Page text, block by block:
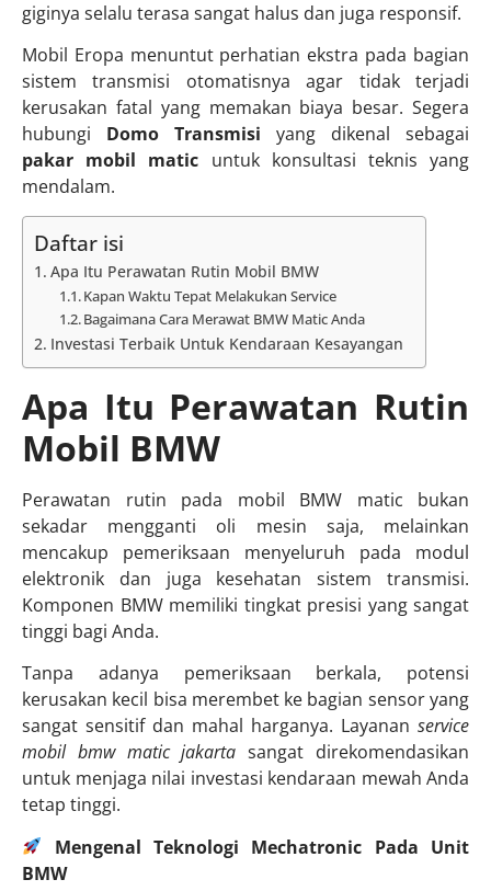
giginya selalu terasa sangat halus dan juga responsif.
Mobil Eropa menuntut perhatian ekstra pada bagian
sistem transmisi otomatisnya agar tidak terjadi
kerusakan fatal yang memakan biaya besar. Segera
hubungi Domo Transmisi yang dikenal sebagai
pakar mobil matic untuk konsultasi teknis yang
mendalam.
Daftar isi
Apa Itu Perawatan Rutin Mobil BMW
Kapan Waktu Tepat Melakukan Service
Bagaimana Cara Merawat BMW Matic Anda
Investasi Terbaik Untuk Kendaraan Kesayangan
Apa Itu Perawatan Rutin
Mobil BMW
Perawatan rutin pada mobil BMW matic bukan
sekadar mengganti oli mesin saja, melainkan
mencakup pemeriksaan menyeluruh pada modul
elektronik dan juga kesehatan sistem transmisi.
Komponen BMW memiliki tingkat presisi yang sangat
tinggi bagi Anda.
Tanpa adanya pemeriksaan berkala, potensi
kerusakan kecil bisa merembet ke bagian sensor yang
sangat sensitif dan mahal harganya. Layanan service
mobil bmw matic jakarta sangat direkomendasikan
untuk menjaga nilai investasi kendaraan mewah Anda
tetap tinggi.
Mengenal Teknologi Mechatronic Pada Unit
BMW